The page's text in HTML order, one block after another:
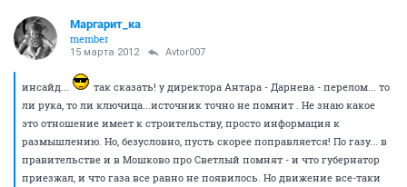
Маргарит_ка
member
15 марта 2012 Avtor007
инсайд...
так сказать! у директора Антара - Дарнева - перелом... то
ли рука, то ли ключица...источник точно не помнит . Не знаю какое
это отношение имеет к строительству, просто информация к
размышлению. Но, безусловно, пусть скорее поправляется! По газу... в
правительстве и в Мошково про Светлый помнят - и что губернатор
приезжал, и что газа все равно не появилось. Но движение все-таки